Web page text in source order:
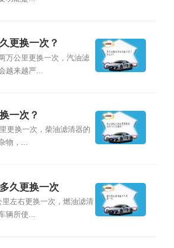
更换一次？
万公里更换一次，汽油滤
越来越严...
一次？
更换一次，柴油滤清器的
物，...
久更换一次
左右更换一次，燃油滤清
辆所使...